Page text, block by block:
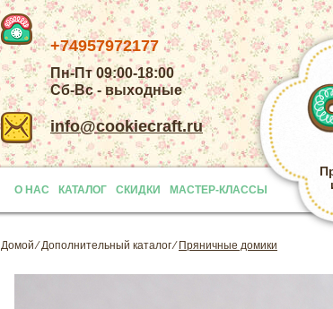
+74957972177
Пн-Пт 09:00-18:00
Сб-Вс - выходные
info@cookiecraft.ru
О НАС КАТАЛОГ СКИДКИ МАСТЕР-КЛАССЫ
Домой⁄Дополнительный каталог⁄ Пряничные домики